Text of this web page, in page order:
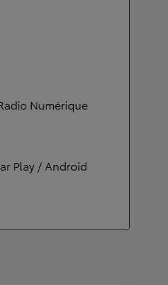
Numérique
Play / Android